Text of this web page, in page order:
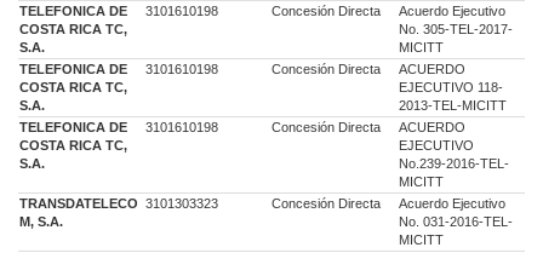
TELEFONICA DE
COSTA RICA TC,
S.A.
3101610198 Concesión Directa
Acuerdo Ejecutivo
No. 305-TEL-2017-
MICITT
TELEFONICA DE
COSTA RICA TC,
S.A.
3101610198 Concesión Directa
ACUERDO
EJECUTIVO 118-
2013-TEL-MICITT
TELEFONICA DE
COSTA RICA TC,
S.A.
3101610198 Concesión Directa
ACUERDO
EJECUTIVO
No.239-2016-TEL-
MICITT
TRANSDATELECO
M, S.A.
3101303323 Concesión Directa
Acuerdo Ejecutivo
No. 031-2016-TEL-
MICITT